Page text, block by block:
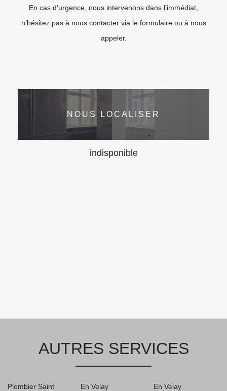
En cas d’urgence, nous intervenons dans l’immédiat,
n’hésitez pas à nous contacter via le formulaire ou à nous
appeler.
NOUS LOCALISER
indisponible
AUTRES SERVICES
Plombier Saint En Velay En Velay